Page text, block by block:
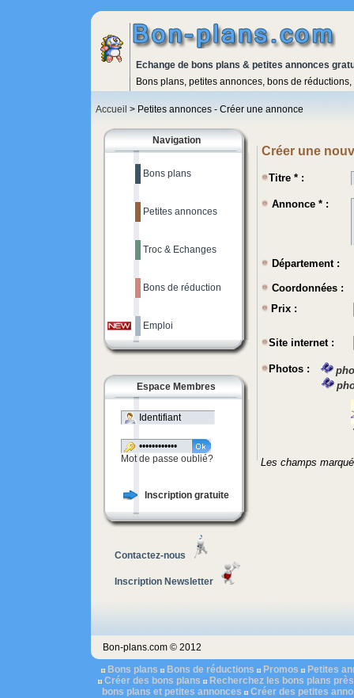
Echange de bons plans & petites annonces
Bons plans, petites annonces, bons de
Accueil > Petites annonces - Créer une annonce
Navigation
Bons plans
Petites annonces
Troc & Echanges
Bons de réduction
Emploi
Espace Membres
Mot de passe oublié?
Inscription gratuite
Contactez-nous
Inscription Newsletter
Créer une
Titre * :
Annonce * :
Département :
Coordonnées :
Prix :
Site internet :
Photos :
Les champs
Bon-plans.com © 2012
Bons plans
Bons de réductions Promos
Petites
Créer des bons plans
Recherchez les bons plans
bons plans et petites annonces
Créer des petites